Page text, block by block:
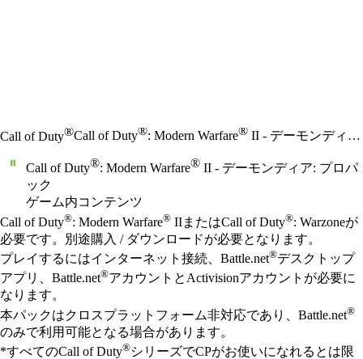
Call of Duty®Call of Duty®: Modern Warfare® II - デーモンディア: プロパック
Call of Duty®: Modern Warfare® II - デーモンディア: プロパ
ック
ゲーム内コンテンツ
価格
Available actions
Call of Duty®: Modern Warfare® IIまたはCall of Duty®: Warzoneが
必要です。別途購入 / ダウンロードが必要となります。
プレイするにはインターネット接続、Battle.net®デスクトップ
アプリ、Battle.net®アカウントとActivisionアカウントが必要に
なります。
本パックはクロスプラットフォーム非対応であり、Battle.net®
のみで利用可能となる場合があります。
*すべてのCall of Duty®シリーズでCPがお使いになれるとは限